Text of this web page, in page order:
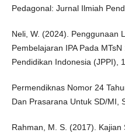
Pedagonal: Jurnal Ilmiah
Neli, W. (2024). Penggunaan
Pembelajaran IPA Pada
Pendidikan Indonesia (JPPI),
Permendiknas Nomor 24
Dan Prasarana Untuk SD/MI,
Rahman, M. S. (2017).